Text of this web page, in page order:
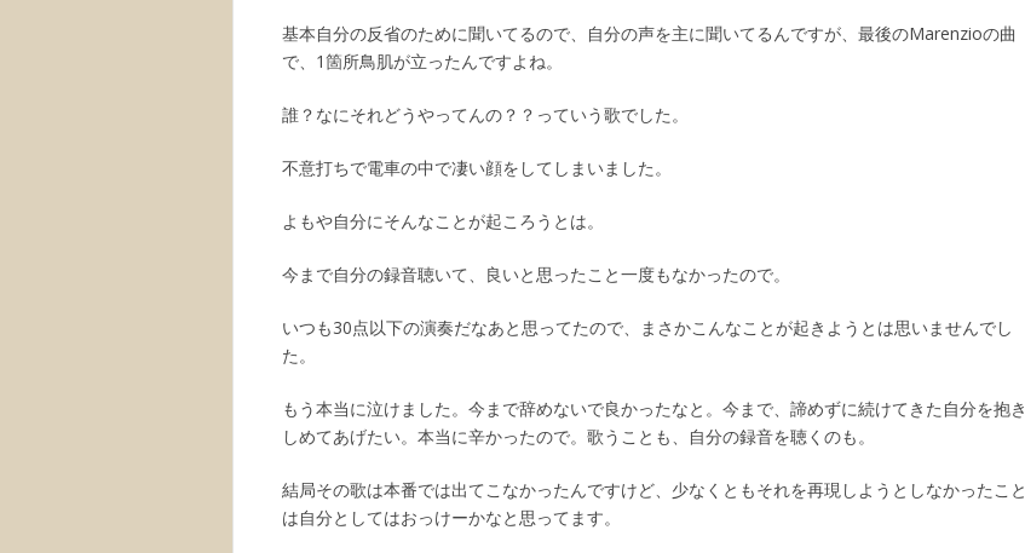
基本自分の反省のために聞いてるので、自分の声を主に聞いてるんですが、最後のMarenzioの曲
で、1箇所鳥肌が立ったんですよね。
誰？なにそれどうやってんの？？っていう歌でした。
不意打ちで電車の中で凄い顔をしてしまいました。
よもや自分にそんなことが起ころうとは。
今まで自分の録音聴いて、良いと思ったこと一度もなかったので。
いつも30点以下の演奏だなあと思ってたので、まさかこんなことが起きようとは思いませんでし
た。
もう本当に泣けました。今まで辞めないで良かったなと。今まで、諦めずに続けてきた自分を抱き
しめてあげたい。本当に辛かったので。歌うことも、自分の録音を聴くのも。
結局その歌は本番では出てこなかったんですけど、少なくともそれを再現しようとしなかったこと
は自分としてはおっけーかなと思ってます。